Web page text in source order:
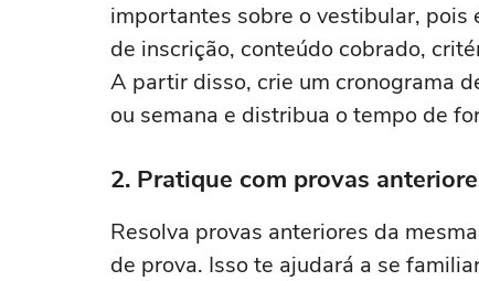
importantes sobre o vestibular, pois
de inscrição, conteúdo cobrado,
A partir disso, crie um cronograma
ou semana e distribua o tempo de
2. Pratique com provas
Resolva provas anteriores da
de prova. Isso te ajudará a se